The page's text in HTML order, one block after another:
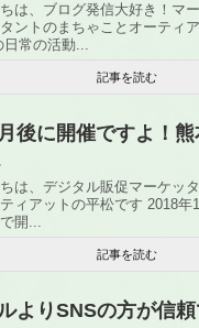
は、ブログ発信大好き！マ
ントのまちゃことオーティ
日常の活動...
記事を読む
後に開催ですよ！
は、デジタル販促マーケッ
ィアットの平松です 2018年
開...
記事を読む
よりSNSの方が信